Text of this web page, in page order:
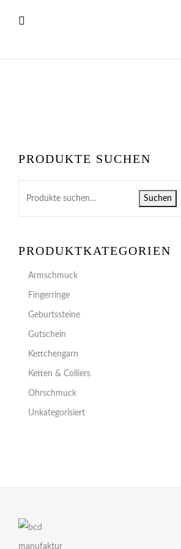
PRODUKTE SUCHEN
Suchen
PRODUKTKATEGORIEN
Armschmuck
Fingerringe
Geburtssteine
Gutschein
Kettchengarn
Ketten & Colliers
Ohrschmuck
Unkategorisiert